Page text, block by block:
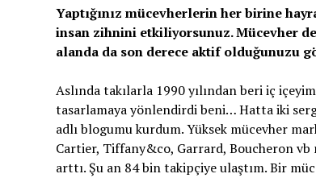
Yaptığınız mücevherlerin her birine
insan zihnini etkiliyorsunuz. Mücevher
alanda da son derece aktif olduğunuzu
Aslında takılarla 1990 yılından beri iç
tasarlamaya yönlendirdi beni… Hatta iki
adlı blogumu kurdum. Yüksek mücevher
Cartier, Tiffany&co, Garrard, Boucheron vb
arttı. Şu an 84 bin takipçiye ulaştım. Bir